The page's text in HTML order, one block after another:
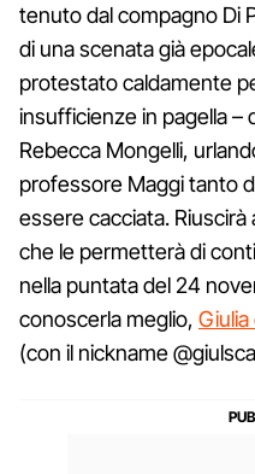
tenuto dal compagno Di
di una scenata già
protestato caldamente
insufficienze in pagella –
Rebecca Mongelli,
professore Maggi tanto
essere cacciata.
che le permetterà di
nella puntata del 24
conoscerla meglio,
(con il nickname